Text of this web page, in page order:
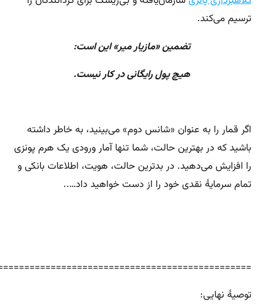
ترسیم می‌کند.
تضمین «مازیار میر» این است:
هیچ پول رایگانی در کار نیست.
اگر قمار را به عنوان «شانس دوم» می‌بینید، به خاطر داشته
باشید که در بهترین حالت، شما تنها آمار ورودی یک هرم پونزی
را افزایش می‌دهید. در بدترین حالت، هویت، اطلاعات بانکی و
تمام سرمایهٔ نقدی خود را از دست خواهید داد…..
توصیهٔ نهایی: